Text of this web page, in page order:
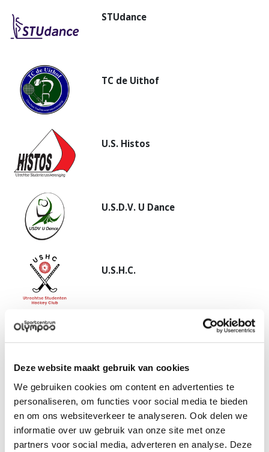
Deze website maakt gebruik van cookies
We gebruiken cookies om content en advertenties te
personaliseren, om functies voor social media te bieden
en om ons websiteverkeer te analyseren. Ook delen we
informatie over uw gebruik van onze site met onze
partners voor social media, adverteren en analyse. Deze
STUdance
TC de Uithof
U.S. Histos
U.S.D.V. U Dance
U.S.H.C.
U.S.R. Triton